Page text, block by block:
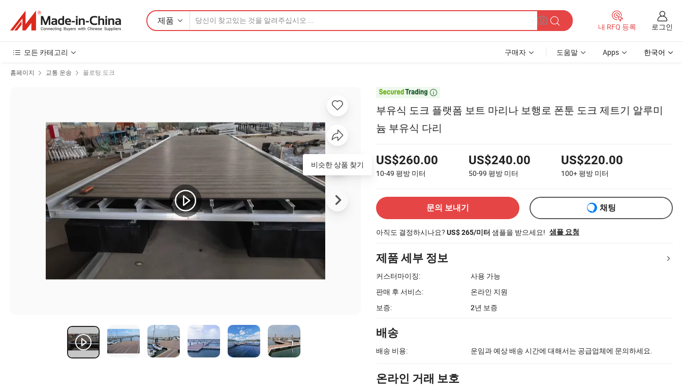
제품
내 RFQ 등록 로그인
모든 카테고리 구매자 도움말 Apps 한국어
홈페이지 교통 운송 플로팅 도크

부유식 도크 플랫폼 보트 마리나 보행로 폰툰 도크 제트기 알루미
늄 부유식 다리
US$260.00
10-49 평방 미터
US$240.00
50-99 평방 미터
US$220.00
100+평방 미터
문의 보내기 채팅
아직도 결정하시나요? US$ 265/미터 샘플을 받으세요! 샘플 요청
제품 세부 정보
커스터마이징:
사용 가능
판매 후 서비스:
온라인 지원
보증:
2년 보증
배송
배송 비용: 운임과 예상 배송 시간에 대해서는 공급업체에 문의하세요.
온라인 거래 보호
비슷한 상품 찾기